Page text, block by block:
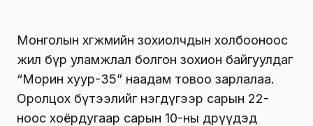
Монголын хөгжмийн зохиолчдын холбооноос
жил бүр уламжлал болгон зохион байгуулдаг
“Морин хуур-35” наадам товоо зарлалаа.
Оролцох бүтээлийг нэгдүгээр сарын 22-
ноос хоёрдугаар сарын 10-ны өдрүүдэд